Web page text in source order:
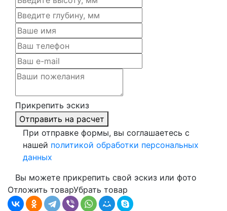
Прикрепить эскиз
Отправить на расчет
При отправке формы, вы соглашаетесь с
нашей политикой обработки персональных
данных
Вы можете прикрепить свой эскиз или фото
Отложить товарУбрать товар